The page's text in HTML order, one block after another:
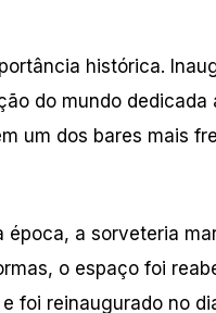
histórica.
do mundo
um dos bares mais
a sorveteria
o espaço foi
foi reinaugurado no